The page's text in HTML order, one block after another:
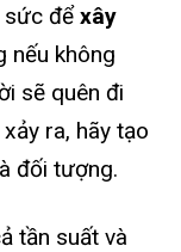
sức đểxây
nếu không
sẽ quên đi
ra, hãy tạo
đối tượng.
tần suất và